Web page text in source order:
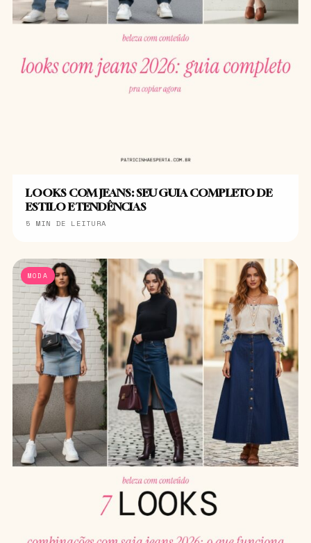
LOOKS COM JEANS: SEU GUIA COMPLETO DE
ESTILO E TENDÊNCIAS
5 MIN DE LEITURA
MODA